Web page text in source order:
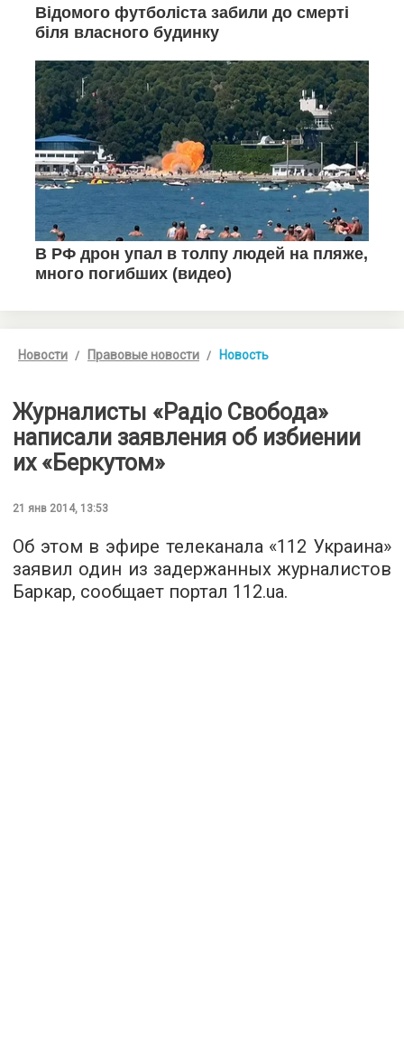
Новости Правовые новости Новость
Журналисты «Радіо Свобода»
написали заявления об избиении
их «Беркутом»
21 янв 2014, 13:53
Об этом в эфире телеканала «112 Украина»
заявил один из задержанных журналистов
Баркар, сообщает портал 112.ua.